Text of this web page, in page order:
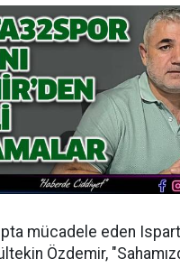
mücadele eden
Özdemir,